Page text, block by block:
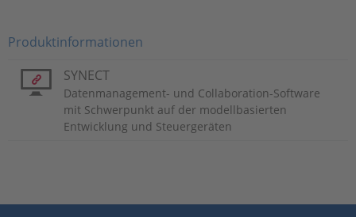
Produktinformationen
SYNECT
Datenmanagement- und Collaboration-Software
mit Schwerpunkt auf der modellbasierten
Entwicklung und Steuergeräten